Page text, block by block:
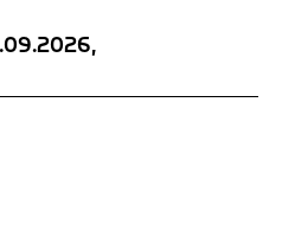
um den
Wahrnehmung
alten Postkarten
,